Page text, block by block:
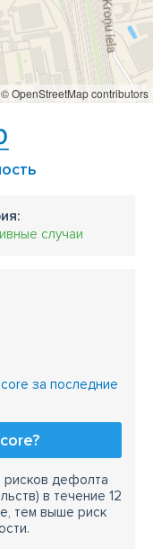
© OpenStreetMap contributors
случаи
за последние
рисков дефолта
в течение 12
тем выше риск